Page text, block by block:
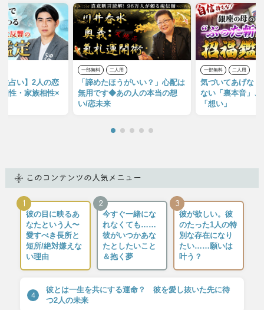
占い】2人の恋
性・家族相性×
一部無料 二人用
「諦めたほうがいい？」心配は
無用です◆あの人の本当の想
い/恋未来
一部無料 二人用
気づいてあげな
ない「裏本音」、
「想い」
このコンテンツの人気メニュー
1
彼の目に映るあ
なたという人〜
愛すべき長所と
短所/絶対嫌えな
い理由
2
今すぐ一緒にな
れなくても……
彼がいつかあな
たとしたいこと
＆抱く夢
3
彼が欲しい。彼
のたった1人の特
別な存在になり
たい……願いは
叶う？
4
彼とは一生を共にする運命？ 彼を愛し抜いた先に待
つ2人の未来